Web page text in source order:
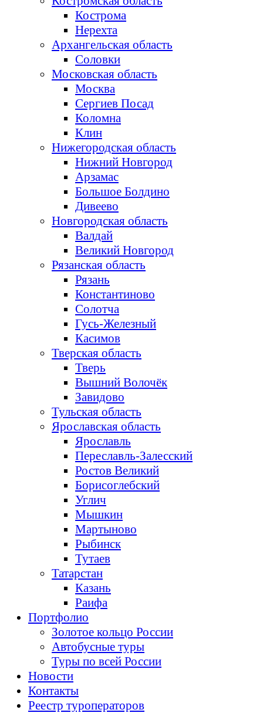
Кострома
Нерехта
Архангельская область
Соловки
Московская область
Москва
Сергиев Посад
Коломна
Клин
Нижегородская область
Нижний Новгород
Арзамас
Большое Болдино
Дивеево
Новгородская область
Валдай
Великий Новгород
Рязанская область
Рязань
Константиново
Солотча
Гусь-Железный
Касимов
Тверская область
Тверь
Вышний Волочёк
Завидово
Тульская область
Ярославская область
Ярославль
Переславль-Залесский
Ростов Великий
Борисоглебский
Углич
Мышкин
Мартыново
Рыбинск
Тутаев
Татарстан
Казань
Раифа
Портфолио
Золотое кольцо России
Автобусные туры
Туры по всей России
Новости
Контакты
Реестр туроператоров